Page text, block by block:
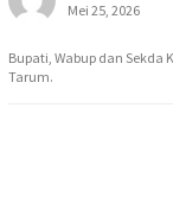
Mei 25, 2026
Bupati, Wabup dan
Tarum.